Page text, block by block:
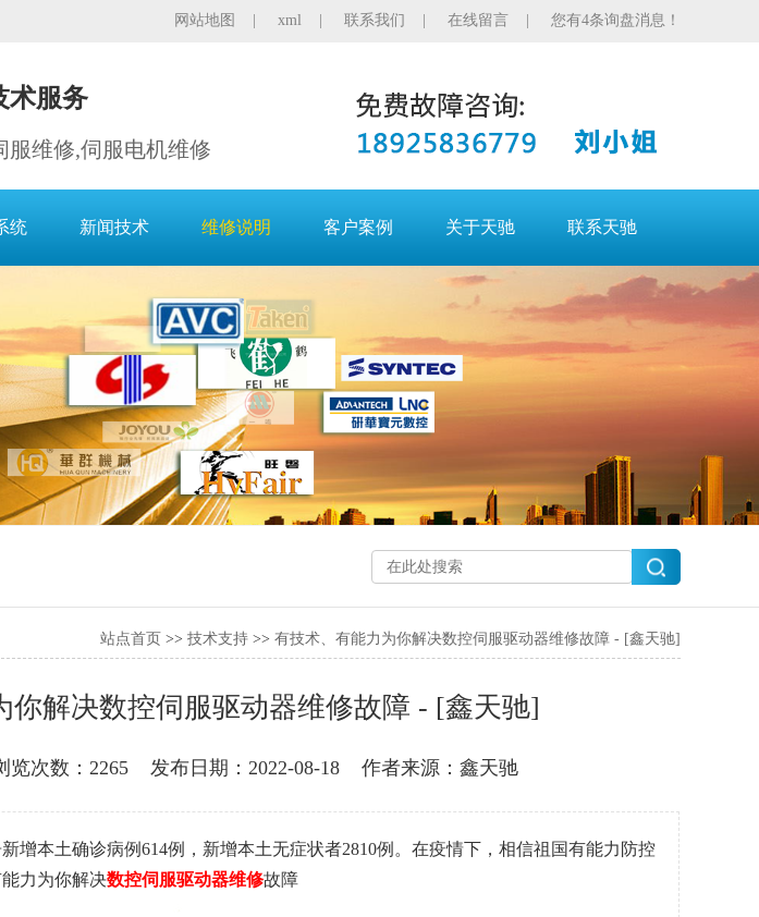
网站地图 xml 联系我们 在线留言 您有4条询盘消息！
术服务
维修,伺服电机维修
统 新闻技术 维修说明 客户案例 关于天驰 联系天驰
站点首页 >> 技术支持 >> 有技术、有能力为你解决数控伺服驱动器维修故障 - [鑫天驰]
你解决数控伺服驱动器维修故障 - [鑫天驰]
览次数：2265 发布日期：2022-08-18 作者来源：鑫天驰
增本土确诊病例614例，新增本土无症状者2810例。在疫情下，相信祖国有能力防控
力为你解决数控伺服驱动器维修故障